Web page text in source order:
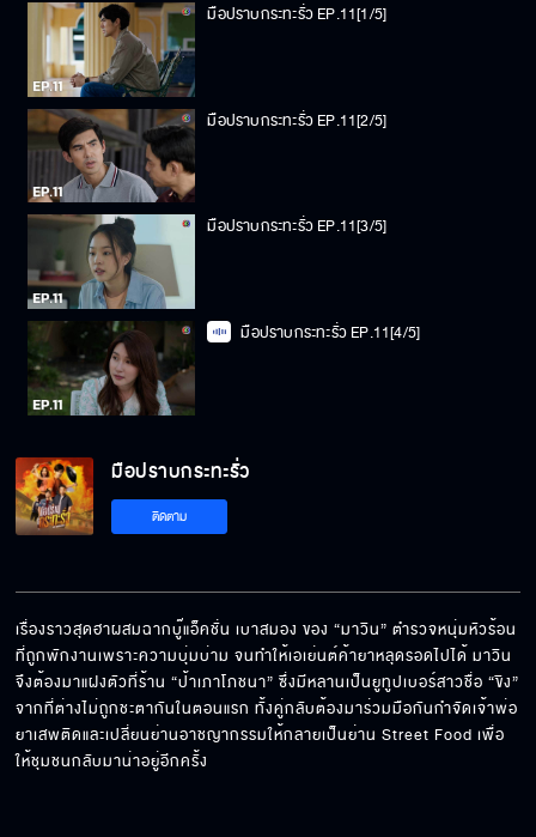
มือปราบกระทะรั่ว EP.11[1/5]
มือปราบกระทะรั่ว EP.11[2/5]
มือปราบกระทะรั่ว EP.11[3/5]
มือปราบกระทะรั่ว EP.11[4/5]
มือปราบกระทะรั่ว
ติดตาม
เรื่องราวสุดฮาผสมฉากบู๊แอ็คชั่น เบาสมอง ของ “มาวิน” ตำรวจหนุ่มหัวร้อน
ที่ถูกพักงานเพราะความบุ่มบ่าม จนทำให้เอเย่นต์ค้ายาหลุดรอดไปได้ มาวิน
จึงต้องมาแฝงตัวที่ร้าน “ป้าเภาโภชนา” ซึ่งมีหลานเป็นยูทูปเบอร์สาวชื่อ “ขิง”
จากที่ต่างไม่ถูกชะตากันในตอนแรก ทั้งคู่กลับต้องมาร่วมมือกันกำจัดเจ้าพ่อ
ยาเสพติดและเปลี่ยนย่านอาชญากรรมให้กลายเป็นย่าน Street Food เพื่อ
ให้ชุมชนกลับมาน่าอยู่อีกครั้ง